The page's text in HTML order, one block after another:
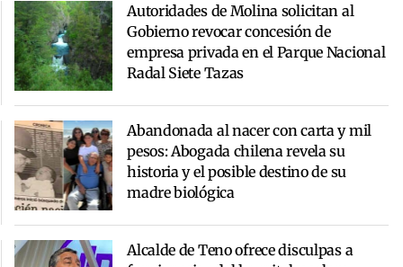
Autoridades de Molina solicitan al
Gobierno revocar concesión de
empresa privada en el Parque Nacional
Radal Siete Tazas
Abandonada al nacer con carta y mil
pesos: Abogada chilena revela su
historia y el posible destino de su
madre biológica
Alcalde de Teno ofrece disculpas a